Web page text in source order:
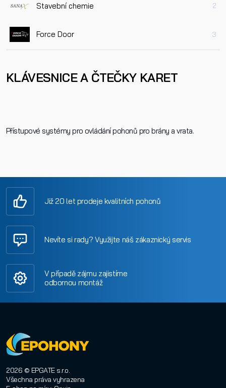
Stavební chemie 2
Force Door 3
KLÁVESNICE A ČTEČKY KARET
Přístupové systémy pro ovládání pohonů pro brány a vrata.
Již 20 let prodeje kvalitních pohonů
Nevíte si rady? Využijte náš zákaznický servis
V případě zájmu zajistíme
odbornou montáž
2026 © EPGATE s.r.o.
Všechna práva vyhrazena